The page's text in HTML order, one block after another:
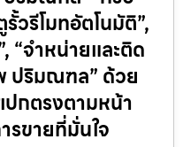
วรีโมทอัตโนมัติ”,
“จำหน่ายและติด
ปริมณฑล” ด้วย
ปกตรงตามหน้า
รขายที่มั่นใจ